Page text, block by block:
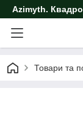
Azimyth.
Товари та